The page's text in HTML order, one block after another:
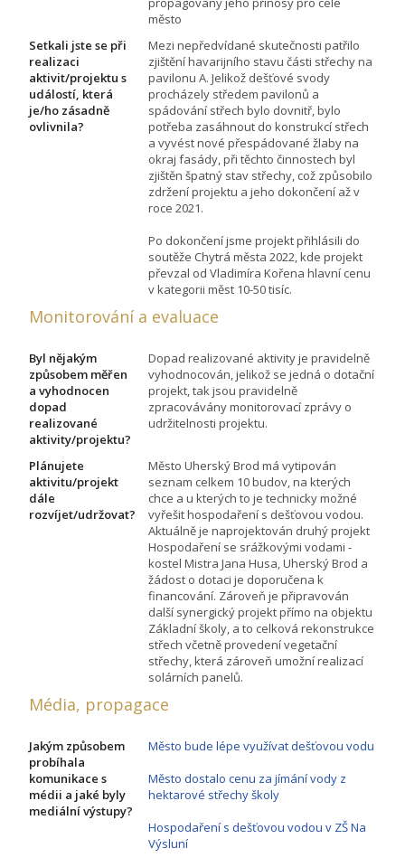
město
Setkali jste se při
realizaci
aktivit/projektu s
událostí, která
je/ho zásadně
ovlivnila?
Mezi nepředvídané skutečnosti patřilo
zjištění havarijního stavu části střechy na
pavilonu A. Jelikož dešťové svody
procházely středem pavilonů a
spádování střech bylo dovnitř, bylo
potřeba zasáhnout do konstrukcí střech
a vyvést nové přespádované žlaby na
okraj fasády, při těchto činnostech byl
zjištěn špatný stav střechy, což způsobilo
zdržení projektu a jeho dokončení až v
roce 2021.
Po dokončení jsme projekt přihlásili do
soutěže Chytrá města 2022, kde projekt
převzal od Vladimíra Kořena hlavní cenu
v kategorii měst 10-50 tisíc.
Monitorování a evaluace
Byl nějakým
způsobem měřen
a vyhodnocen
dopad
realizované
aktivity/projektu?
Dopad realizované aktivity je pravidelně
vyhodnocován, jelikož se jedná o dotační
projekt, tak jsou pravidelně
zpracovávány monitorovací zprávy o
udržitelnosti projektu.
Plánujete
aktivitu/projekt
dále
rozvíjet/udržovat?
Město Uherský Brod má vytipován
seznam celkem 10 budov, na kterých
chce a u kterých to je technicky možné
vyřešit hospodaření s dešťovou vodou.
Aktuálně je naprojektován druhý projekt
Hospodaření se srážkovými vodami -
kostel Mistra Jana Husa, Uherský Brod a
žádost o dotaci je doporučena k
financování. Zároveň je připravován
další synergický projekt přímo na objektu
Základní školy, a to celková rekonstrukce
střech včetně provedení vegetační
střechy, která zároveň umožní realizací
solárních panelů.
Média, propagace
Jakým způsobem
probíhala
komunikace s
médii a jaké byly
mediální výstupy?
Město bude lépe využívat dešťovou vodu
Město dostalo cenu za jímání vody z
hektarové střechy školy
Hospodaření s dešťovou vodou v ZŠ Na
Výsluní